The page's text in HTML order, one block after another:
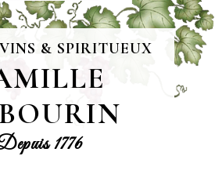
& SPIRITUEUX
1776